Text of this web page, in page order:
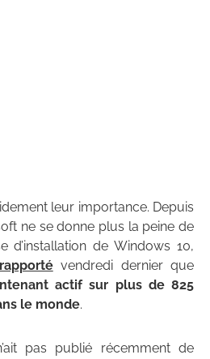
leur importance. Depuis
ne se donne plus la peine de
d’installation de Windows 10,
vendredi dernier que
actif sur plus de 825
le monde.
pas publié récemment de